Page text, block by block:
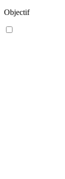
Objectif